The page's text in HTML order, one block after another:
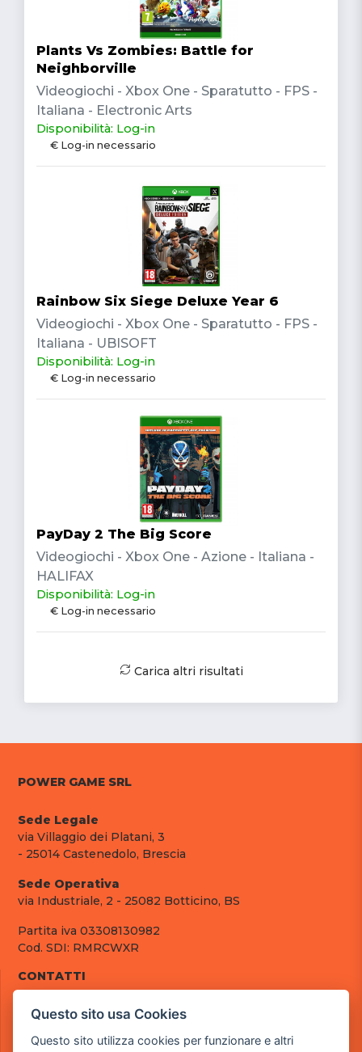
Plants Vs Zombies: Battle for
Neighborville
Videogiochi - Xbox One - Sparatutto - FPS -
Italiana - Electronic Arts
Disponibilità: Log-in
€ Log-in necessario
Rainbow Six Siege Deluxe Year 6
Videogiochi - Xbox One - Sparatutto - FPS -
Italiana - UBISOFT
Disponibilità: Log-in
€ Log-in necessario
PayDay 2 The Big Score
Videogiochi - Xbox One - Azione - Italiana -
HALIFAX
Disponibilità: Log-in
€ Log-in necessario
Carica altri risultati
POWER GAME SRL
Sede Legale
via Villaggio dei Platani, 3
- 25014 Castenedolo, Brescia
Sede Operativa
via Industriale, 2 - 25082 Botticino, BS
Partita iva 03308130982
Cod. SDI: RMRCWXR
CONTATTI
tel.: +39 030 376 2377
pec: powergamesrl@legalmail.it
Questo sito usa Cookies
Questo sito utilizza cookies per funzionare e altri